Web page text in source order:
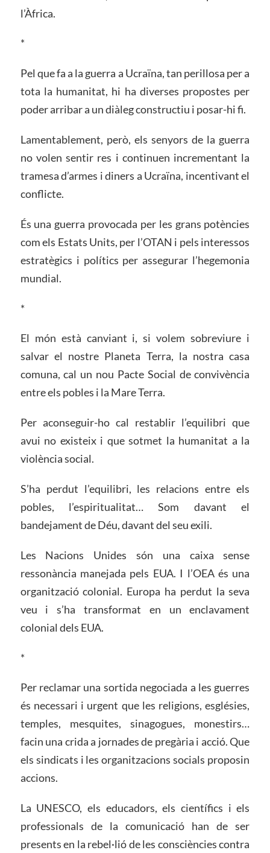
l’Àfrica.
*
Pel que fa a la guerra a Ucraïna, tan perillosa per a
tota la humanitat, hi ha diverses propostes per
poder arribar a un diàleg constructiu i posar-hi fi.
Lamentablement, però, els senyors de la guerra
no volen sentir res i continuen incrementant la
tramesa d’armes i diners a Ucraïna, incentivant el
conflicte.
És una guerra provocada per les grans potències
com els Estats Units, per l’OTAN i pels interessos
estratègics i polítics per assegurar l’hegemonia
mundial.
*
El món està canviant i, si volem sobreviure i
salvar el nostre Planeta Terra, la nostra casa
comuna, cal un nou Pacte Social de convivència
entre els pobles i la Mare Terra.
Per aconseguir-ho cal restablir l’equilibri que
avui no existeix i que sotmet la humanitat a la
violència social.
S’ha perdut l’equilibri, les relacions entre els
pobles, l’espiritualitat… Som davant el
bandejament de Déu, davant del seu exili.
Les Nacions Unides són una caixa sense
ressonància manejada pels EUA. I l’OEA és una
organització colonial. Europa ha perdut la seva
veu i s’ha transformat en un enclavament
colonial dels EUA.
*
Per reclamar una sortida negociada a les guerres
és necessari i urgent que les religions, esglésies,
temples, mesquites, sinagogues, monestirs…
facin una crida a jornades de pregària i acció. Que
els sindicats i les organitzacions socials proposin
accions.
La UNESCO, els educadors, els científics i els
professionals de la comunicació han de ser
presents en la rebel·lió de les consciències contra